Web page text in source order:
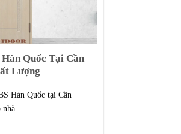
Quốc Tại Cần
Lượng
Hàn Quốc tại Cần
nhà